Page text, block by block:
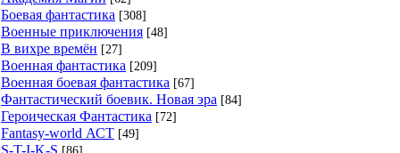
Боевая фантастика [308]
Военные приключения [48]
В вихре времён [27]
Военная фантастика [209]
Военная боевая фантастика [67]
Фантастический боевик. Новая эра [84]
Героическая Фантастика [72]
Fantasy-world АСТ [49]
S-T-I-K-S [86]